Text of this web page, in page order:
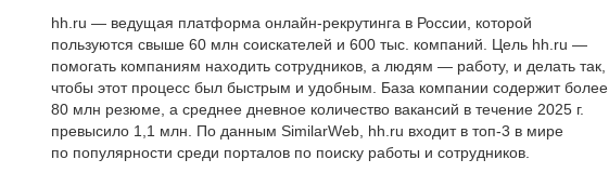
hh.ru — ведущая платформа онлайн-рекрутинга в России, которой
пользуются свыше 60 млн соискателей и 600 тыс. компаний. Цель hh.ru —
помогать компаниям находить сотрудников, а людям — работу, и делать так,
чтобы этот процесс был быстрым и удобным. База компании содержит более
80 млн резюме, а среднее дневное количество вакансий в течение 2025 г.
превысило 1,1 млн. По данным SimilarWeb, hh.ru входит в топ-3 в мире
по популярности среди порталов по поиску работы и сотрудников.